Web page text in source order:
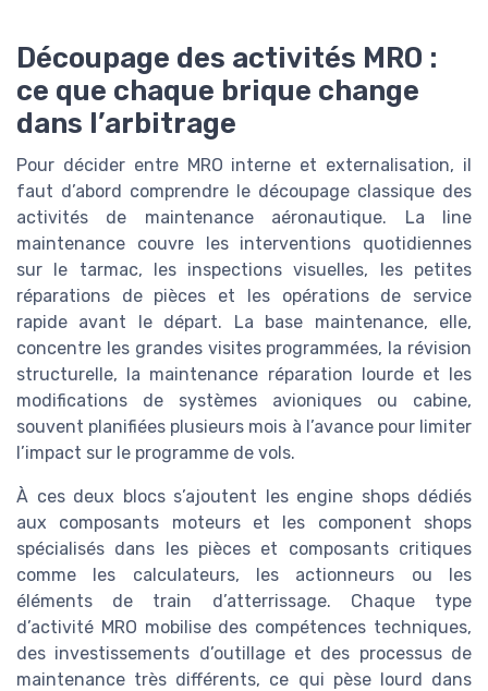
Découpage des activités MRO :
ce que chaque brique change
dans l’arbitrage
Pour décider entre MRO interne et externalisation, il
faut d’abord comprendre le découpage classique des
activités de maintenance aéronautique. La line
maintenance couvre les interventions quotidiennes
sur le tarmac, les inspections visuelles, les petites
réparations de pièces et les opérations de service
rapide avant le départ. La base maintenance, elle,
concentre les grandes visites programmées, la révision
structurelle, la maintenance réparation lourde et les
modifications de systèmes avioniques ou cabine,
souvent planifiées plusieurs mois à l’avance pour limiter
l’impact sur le programme de vols.
À ces deux blocs s’ajoutent les engine shops dédiés
aux composants moteurs et les component shops
spécialisés dans les pièces et composants critiques
comme les calculateurs, les actionneurs ou les
éléments de train d’atterrissage. Chaque type
d’activité MRO mobilise des compétences techniques,
des investissements d’outillage et des processus de
maintenance très différents, ce qui pèse lourd dans